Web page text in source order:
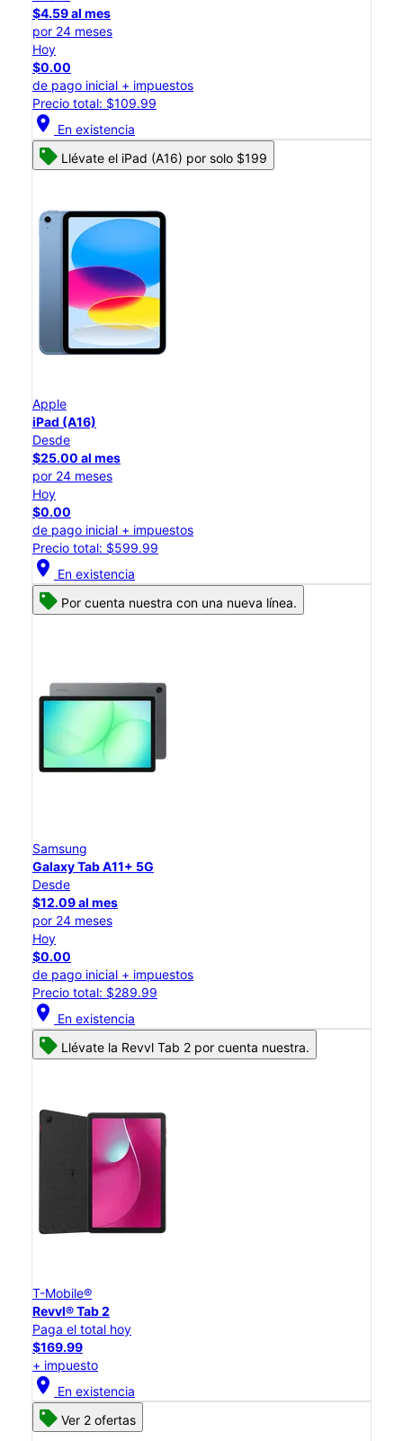
$4.59 al mes
por 24 meses
Hoy
$0.00
de pago inicial + impuestos
Precio total: $109.99
location_on En existencia
Llévate el iPad (A16) por solo $199
Apple
iPad (A16)
Desde
$25.00 al mes
por 24 meses
Hoy
$0.00
de pago inicial + impuestos
Precio total: $599.99
location_on En existencia
Por cuenta nuestra con una nueva línea.
Samsung
Galaxy Tab A11+ 5G
Desde
$12.09 al mes
por 24 meses
Hoy
$0.00
de pago inicial + impuestos
Precio total: $289.99
location_on En existencia
Llévate la Revvl Tab 2 por cuenta nuestra.
T-Mobile®
Revvl® Tab 2
Paga el total hoy
$169.99
+ impuesto
location_on En existencia
Ver 2 ofertas